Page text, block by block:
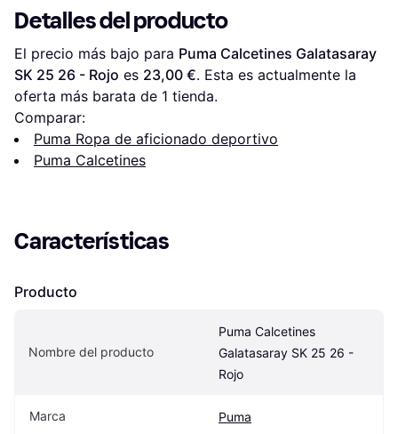
Detalles del producto
El precio más bajo para Puma Calcetines Galatasaray
SK 25 26 - Rojo es 23,00 €. Esta es actualmente la
oferta más barata de 1 tienda.
Comparar:
Puma Ropa de aficionado deportivo
Puma Calcetines
Características
Producto
Nombre del producto
Puma Calcetines
Galatasaray SK 25 26 -
Rojo
Marca Puma